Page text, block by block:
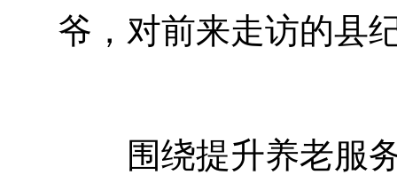
爷，对前来走访的县
围绕提升养老服务